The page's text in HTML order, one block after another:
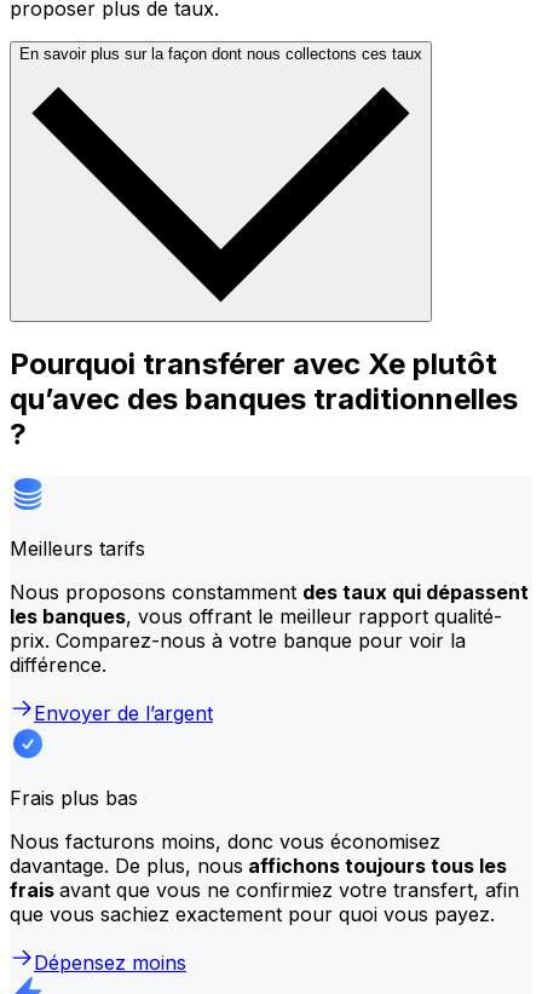
proposer plus de taux.
En savoir plus sur la façon dont nous collectons ces taux
Pourquoi transférer avec Xe plutôt
qu’avec des banques traditionnelles
?
Meilleurs tarifs
Nous proposons constamment des taux qui dépassent
les banques, vous offrant le meilleur rapport qualité-
prix. Comparez-nous à votre banque pour voir la
différence.
Envoyer de l’argent
Frais plus bas
Nous facturons moins, donc vous économisez
davantage. De plus, nous affichons toujours tous les
frais avant que vous ne confirmiez votre transfert, afin
que vous sachiez exactement pour quoi vous payez.
Dépensez moins